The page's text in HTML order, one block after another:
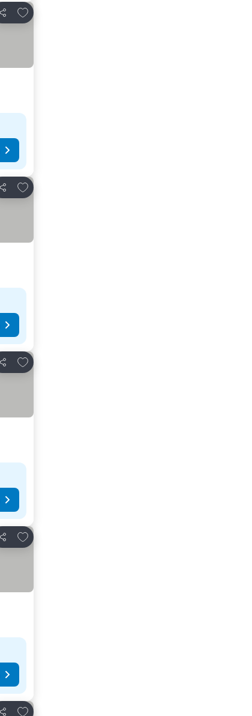
Teilen
Zu Favoriten hinzufügen
Teilen
Zu Favoriten hinzufügen
Teilen
Zu Favoriten hinzufügen
Teilen
Zu Favoriten hinzufügen
Zu Favoriten hinzufügen